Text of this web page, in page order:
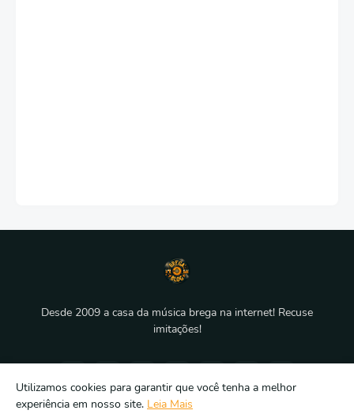
Desde 2009 a casa da música brega na internet! Recuse
imitações!
Utilizamos cookies para garantir que você tenha a melhor
experiência em nosso site. Leia Mais